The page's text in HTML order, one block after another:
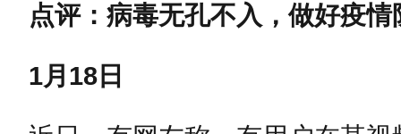
点评：病毒无孔不入，做好疫情
1月18日